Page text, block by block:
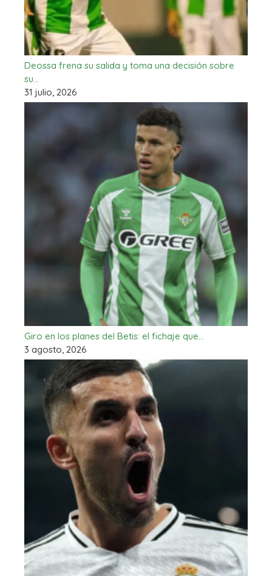
Deossa frena su salida y toma una decisión sobre
su…
31 julio, 2026
Giro en los planes del Betis: el fichaje que…
3 agosto, 2026